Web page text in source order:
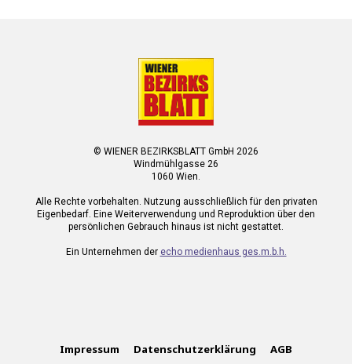
© WIENER BEZIRKSBLATT GmbH 2026
Windmühlgasse 26
1060 Wien.
Alle Rechte vorbehalten. Nutzung ausschließlich für den privaten
Eigenbedarf. Eine Weiterverwendung und Reproduktion über den
persönlichen Gebrauch hinaus ist nicht gestattet.
Ein Unternehmen der echo medienhaus ges.m.b.h.
Impressum Datenschutzerklärung AGB